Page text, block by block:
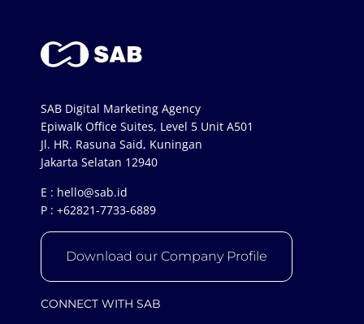
SAB Digital Marketing Agency
Epiwalk Office Suites, Level 5 Unit A501
Jl. HR. Rasuna Said, Kuningan
Jakarta Selatan 12940
E : hello@sab.id
P : +62821-7733-6889
Download our Company Profile
CONNECT WITH SAB